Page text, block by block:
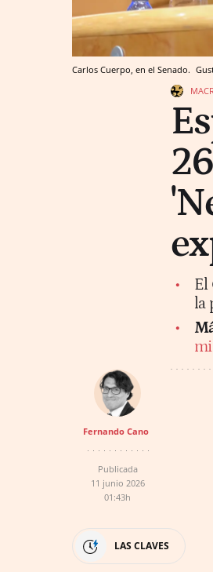
Carlos Cuerpo, en el Senado.
El
la
Fernando Cano
Publicada
11 junio 2026
01:43h
LAS CLAVES